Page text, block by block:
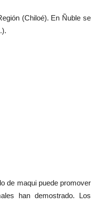
(Chiloé). En Ñuble se
de maqui puede promover
han demostrado. Los